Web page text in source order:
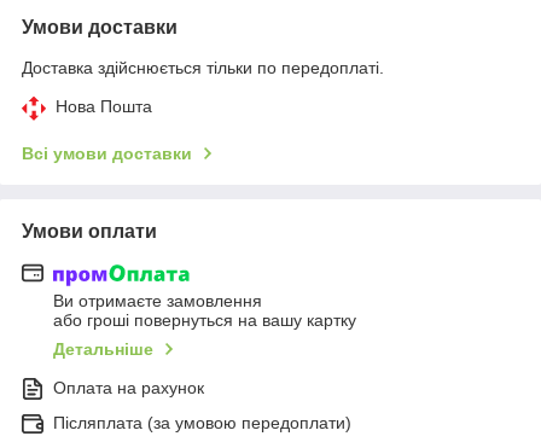
Умови доставки
Доставка здійснюється тільки по передоплаті.
Нова Пошта
Всі умови доставки
Умови оплати
Ви отримаєте замовлення
або гроші повернуться на вашу картку
Детальніше
Оплата на рахунок
Післяплата (за умовою передоплати)